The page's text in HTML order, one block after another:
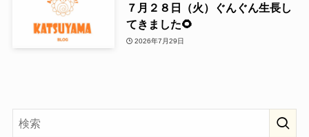
７月２８日（火）ぐんぐん生長し
てきました🌻
2026年7月29日